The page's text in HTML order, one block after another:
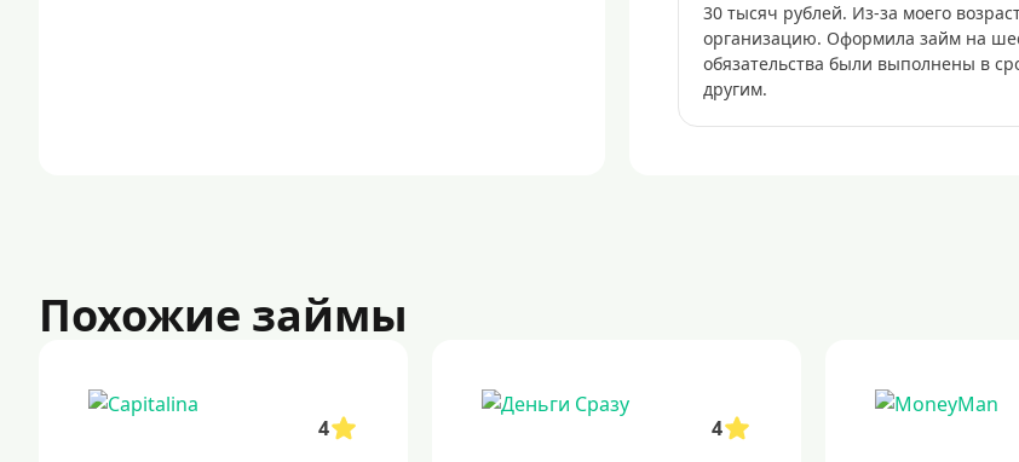
30 тысяч рублей. Из-за моего
организацию. Оформила займ на
обязательства были выполнены в
другим.
Похожие займы
4 4